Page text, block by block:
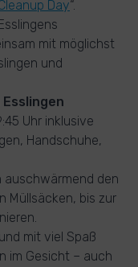
Day“.
mit möglichst
und
Uhr inklusive
Handschuhe,
auschwärmend den
Müllsäcken, bis zur
mit viel Spaß
im Gesicht – auch